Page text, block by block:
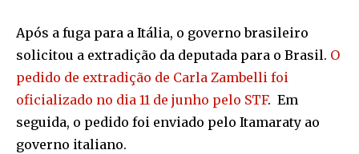
Após a fuga para a Itália, o governo brasileiro
solicitou a extradição da deputada para o Brasil. O
pedido de extradição de Carla Zambelli foi
oficializado no dia 11 de junho pelo STF. Em
seguida, o pedido foi enviado pelo Itamaraty ao
governo italiano.